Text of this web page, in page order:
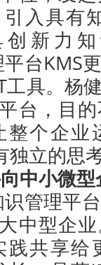
入具有
新力
平台KMS
具。杨
台，目
个企业
独立的思
中小微
管理平
中型企
共享给